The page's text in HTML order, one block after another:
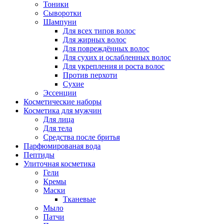
Тоники
Сыворотки
Шампуни
Для всех типов волос
Для жирных волос
Для повреждённых волос
Для сухих и ослабленных волос
Для укрепления и роста волос
Против перхоти
Сухие
Эссенции
Косметические наборы
Косметика для мужчин
Для лица
Для тела
Средства после бритья
Парфюмированая вода
Пептиды
Улиточная косметика
Гели
Кремы
Маски
Тканевые
Мыло
Патчи